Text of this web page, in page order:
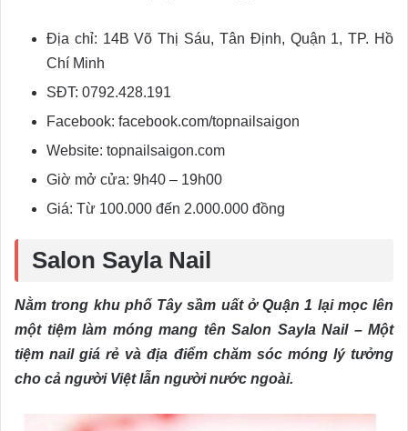
Địa chỉ: 14B Võ Thị Sáu, Tân Định, Quận 1, TP. Hồ
Chí Minh
SĐT: 0792.428.191
Facebook: facebook.com/topnailsaigon
Website: topnailsaigon.com
Giờ mở cửa: 9h40 – 19h00
Giá: Từ 100.000 đến 2.000.000 đồng
Salon Sayla Nail
Nằm trong khu phố Tây sầm uất ở Quận 1 lại mọc lên
một tiệm làm móng mang tên Salon Sayla Nail – Một
tiệm nail giá rẻ và địa điểm chăm sóc móng lý tưởng
cho cả người Việt lẫn người nước ngoài.